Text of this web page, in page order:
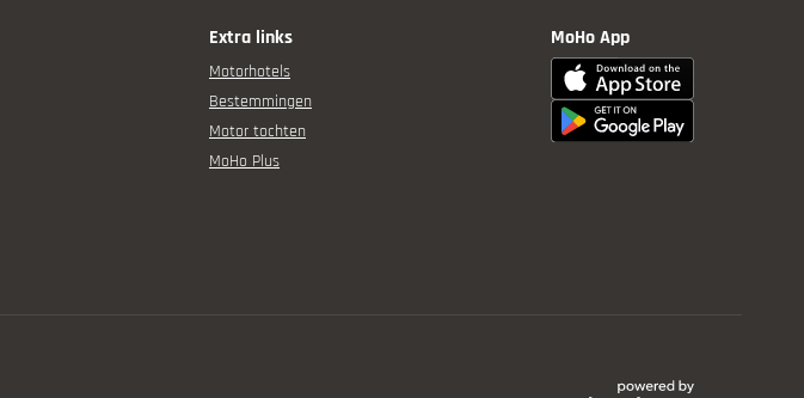
Extra links
Motorhotels
Bestemmingen
Motor tochten
MoHo Plus
MoHo App